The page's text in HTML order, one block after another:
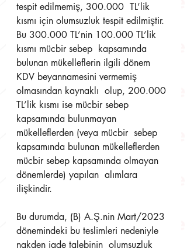
tespit edilmemiş, 300.000  TL’lik
kısmı için olumsuzluk tespit edilmiştir.
Bu 300.000 TL’nin 100.000 TL’lik
kısmı mücbir sebep  kapsamında
bulunan mükelleflerin ilgili dönem
KDV beyannamesini vermemiş
olmasından kaynaklı  olup, 200.000
TL’lik kısmı ise mücbir sebep
kapsamında bulunmayan
mükelleflerden (veya mücbir  sebep
kapsamında bulunan mükelleflerden
mücbir sebep kapsamında olmayan
dönemlerde) yapılan  alımlara
ilişkindir.
Bu durumda, (B) A.Ş.nin Mart/2023
dönemindeki bu teslimleri nedeniyle
nakden iade talebinin  olumsuzluk